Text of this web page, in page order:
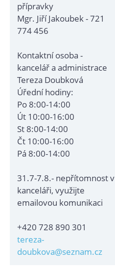
přípravky
Mgr. Jiří Jakoubek - 721
774 456
Kontaktní osoba -
kancelář a administrace
Tereza Doubková
Úřední hodiny:
Po 8:00-14:00
Út 10:00-16:00
St 8:00-14:00
Čt 10:00-16:00
Pá 8:00-14:00
31.7-7.8.- nepřítomnost v
kanceláři, využijte
emailovou komunikaci
+420 728 890 301
tereza-
doubkova@seznam.cz